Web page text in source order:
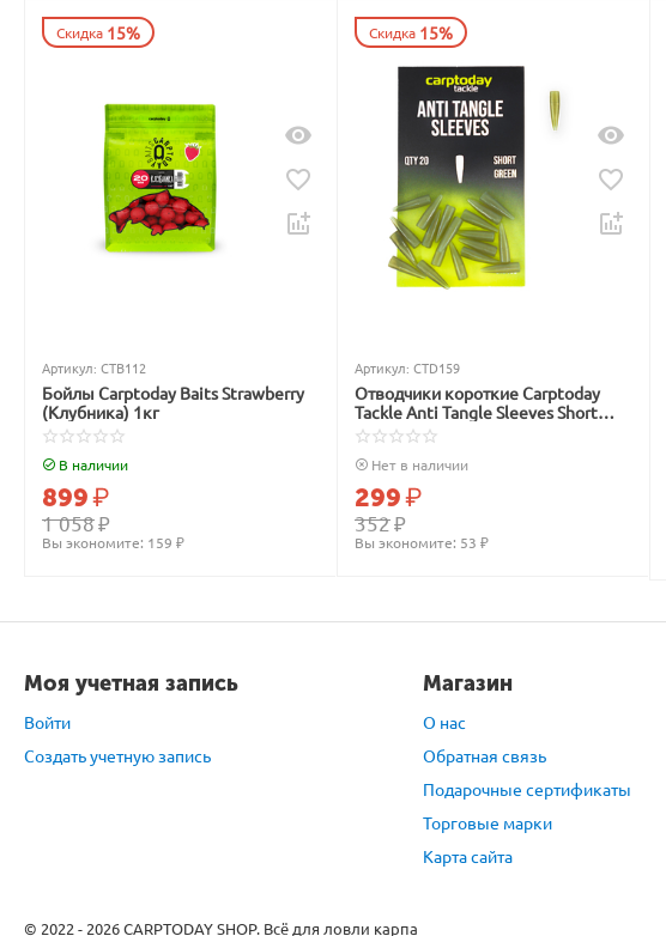
Скидка 15%
Артикул: CTB112
Бойлы Carptoday Baits Strawberry
(Клубника) 1кг
В наличии
1 058₽
899₽
Вы экономите: 159 ₽
Скидка 15%
Артикул: CTD159
Отводчики короткие Carptoday
Tackle Anti Tangle Sleeves Short
зелёные
Нет в наличии
352₽
299₽
Вы экономите: 53 ₽
Моя учетная запись
Войти
Создать учетную запись
Магазин
О нас
Обратная связь
Подарочные сертификаты
Торговые марки
Карта сайта
© 2022 - 2026 CARPTODAY SHOP. Всё для ловли карпа